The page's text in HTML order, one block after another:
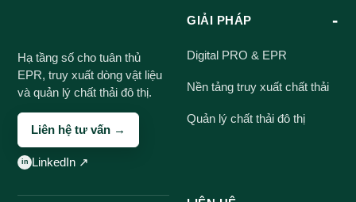
Hạ tầng số cho tuân thủ
EPR, truy xuất dòng vật liệu
và quản lý chất thải đô thị.
Liên hệ tư vấn →
LinkedIn ↗
GIẢI PHÁP
Digital PRO & EPR
Nền tảng truy xuất chất thải
Quản lý chất thải đô thị